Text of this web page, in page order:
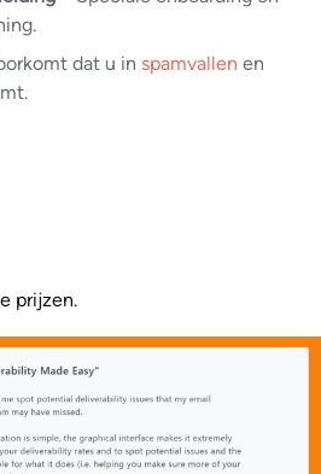
dat u in spamvallen en
prijzen.